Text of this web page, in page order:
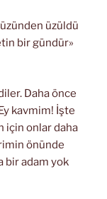
üzüldü
bir gündür»
Daha önce
kavmim! İşte
için onlar daha
önünde
bir adam yok